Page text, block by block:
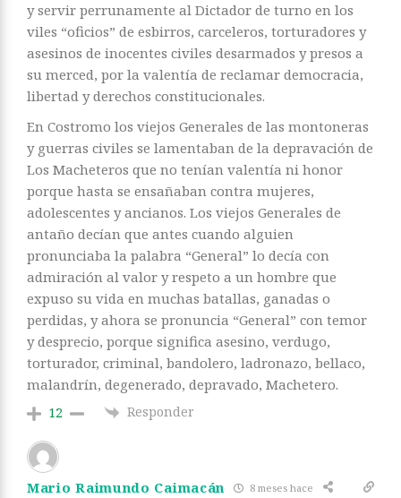
y servir perrunamente al Dictador de turno en los
viles “oficios” de esbirros, carceleros, torturadores y
asesinos de inocentes civiles desarmados y presos a
su merced, por la valentía de reclamar democracia,
libertad y derechos constitucionales.
En Costromo los viejos Generales de las montoneras
y guerras civiles se lamentaban de la depravación de
Los Macheteros que no tenían valentía ni honor
porque hasta se ensañaban contra mujeres,
adolescentes y ancianos. Los viejos Generales de
antaño decían que antes cuando alguien
pronunciaba la palabra “General” lo decía con
admiración al valor y respeto a un hombre que
expuso su vida en muchas batallas, ganadas o
perdidas, y ahora se pronuncia “General” con temor
y desprecio, porque significa asesino, verdugo,
torturador, criminal, bandolero, ladronazo, bellaco,
malandrín, degenerado, depravado, Machetero.
12 Responder
Mario Raimundo Caimacán 8 meses hace